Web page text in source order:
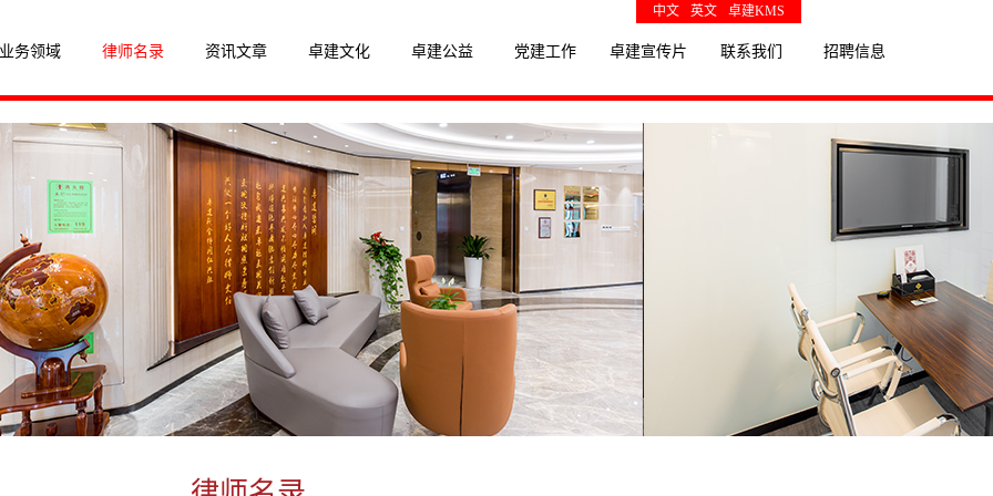
中文 英文 卓建KMS
务领域 律师名录 资讯文章 卓建文化 卓建公益 党建工作 卓建宣传片 联系我们 招聘信息